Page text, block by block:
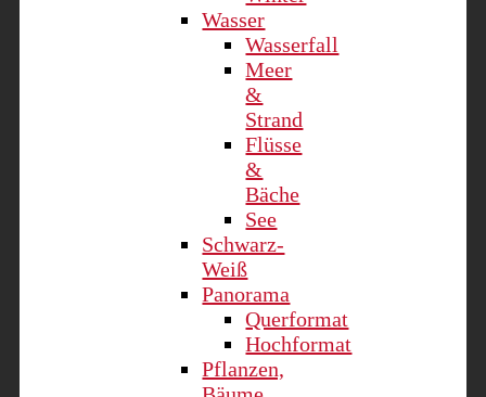
Wasser
Wasserfall
Meer
&
Strand
Flüsse
&
Bäche
See
Schwarz-
Weiß
Panorama
Querformat
Hochformat
Pflanzen,